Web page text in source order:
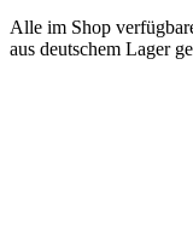
Alle im Shop
aus deutschem Lager